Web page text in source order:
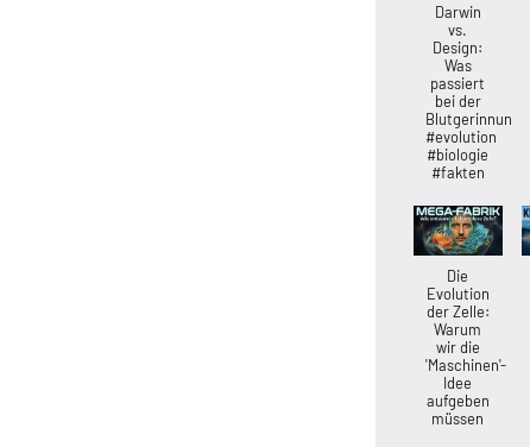
Darwin
vs.
Design:
Was
passiert
bei der
Blutgerinnung?
#evolution
#biologie
#fakten
Die
Evolution
der Zelle:
Warum
wir die
'Maschinen'-
Idee
aufgeben
müssen